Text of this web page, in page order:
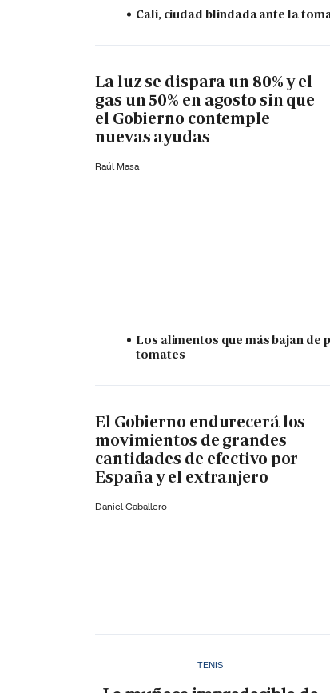
Cali, ciudad blindada ante la
La luz se dispara un 80% y el
gas un 50% en agosto sin que
el Gobierno contemple
nuevas ayudas
Raúl Masa
Los alimentos que más bajan de
tomates
El Gobierno endurecerá los
movimientos de grandes
cantidades de efectivo por
España y el extranjero
Daniel Caballero
TENIS